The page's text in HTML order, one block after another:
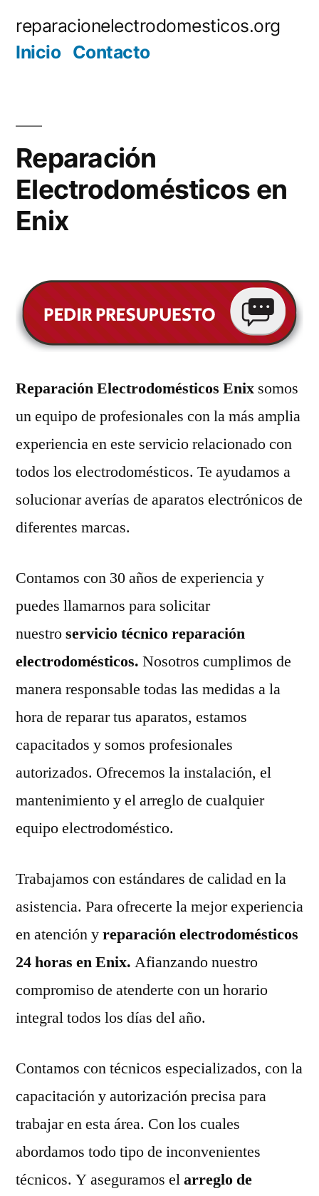
reparacionelectrodomesticos.org
Inicio Contacto
Reparación
Electrodomésticos en
Enix
Reparación Electrodomésticos Enix somos
un equipo de profesionales con la más amplia
experiencia en este servicio relacionado con
todos los electrodomésticos. Te ayudamos a
solucionar averías de aparatos electrónicos de
diferentes marcas.
Contamos con 30 años de experiencia y
puedes llamarnos para solicitar
nuestroservicio técnico reparación
electrodomésticos. Nosotros cumplimos de
manera responsable todas las medidas a la
hora de reparar tus aparatos, estamos
capacitados y somos profesionales
autorizados. Ofrecemos la instalación, el
mantenimiento y el arreglo de cualquier
equipo electrodoméstico.
Trabajamos con estándares de calidad en la
asistencia. Para ofrecerte la mejor experiencia
en atención yreparación electrodomésticos
24 horas en Enix. Afianzando nuestro
compromiso de atenderte con un horario
integral todos los días del año.
Contamos con técnicos especializados, con la
capacitación y autorización precisa para
trabajar en esta área. Con los cuales
abordamos todo tipo de inconvenientes
técnicos. Y aseguramos elarreglo de